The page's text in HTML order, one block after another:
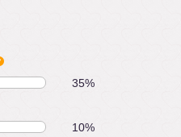
35%
10%